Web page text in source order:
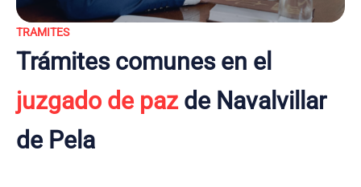
TRAMITES
Trámites comunes en el
juzgado de pazde Navalvillar
de Pela